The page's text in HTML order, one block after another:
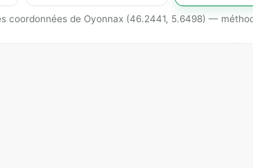
coordonnées de Oyonnax (46.2441, 5.6498) —